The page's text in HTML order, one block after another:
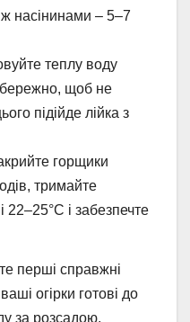
насінинами – 5–7
теплу воду
щоб не
підійде лійка з
горщики
тримайте
22–25°C і забезпечте
перші справжні
огірки готові до
за розсадою.